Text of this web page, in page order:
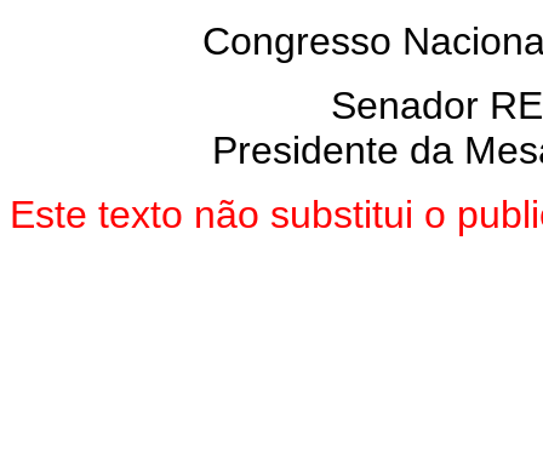
Congresso
Senador
Presidente da
Este texto não substitui o